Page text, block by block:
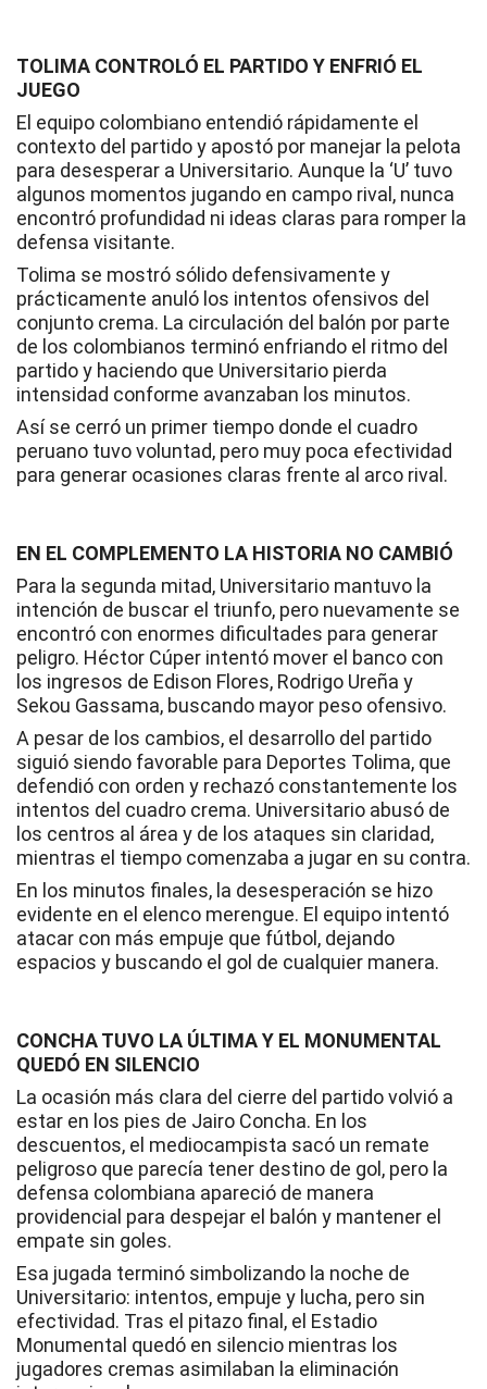
TOLIMA CONTROLÓ EL PARTIDO Y ENFRIÓ EL
JUEGO
El equipo colombiano entendió rápidamente el
contexto del partido y apostó por manejar la pelota
para desesperar a Universitario. Aunque la ‘U’ tuvo
algunos momentos jugando en campo rival, nunca
encontró profundidad ni ideas claras para romper la
defensa visitante.
Tolima se mostró sólido defensivamente y
prácticamente anuló los intentos ofensivos del
conjunto crema. La circulación del balón por parte
de los colombianos terminó enfriando el ritmo del
partido y haciendo que Universitario pierda
intensidad conforme avanzaban los minutos.
Así se cerró un primer tiempo donde el cuadro
peruano tuvo voluntad, pero muy poca efectividad
para generar ocasiones claras frente al arco rival.
EN EL COMPLEMENTO LA HISTORIA NO CAMBIÓ
Para la segunda mitad, Universitario mantuvo la
intención de buscar el triunfo, pero nuevamente se
encontró con enormes dificultades para generar
peligro. Héctor Cúper intentó mover el banco con
los ingresos de Edison Flores, Rodrigo Ureña y
Sekou Gassama, buscando mayor peso ofensivo.
A pesar de los cambios, el desarrollo del partido
siguió siendo favorable para Deportes Tolima, que
defendió con orden y rechazó constantemente los
intentos del cuadro crema. Universitario abusó de
los centros al área y de los ataques sin claridad,
mientras el tiempo comenzaba a jugar en su contra.
En los minutos finales, la desesperación se hizo
evidente en el elenco merengue. El equipo intentó
atacar con más empuje que fútbol, dejando
espacios y buscando el gol de cualquier manera.
CONCHA TUVO LA ÚLTIMA Y EL MONUMENTAL
QUEDÓ EN SILENCIO
La ocasión más clara del cierre del partido volvió a
estar en los pies de Jairo Concha. En los
descuentos, el mediocampista sacó un remate
peligroso que parecía tener destino de gol, pero la
defensa colombiana apareció de manera
providencial para despejar el balón y mantener el
empate sin goles.
Esa jugada terminó simbolizando la noche de
Universitario: intentos, empuje y lucha, pero sin
efectividad. Tras el pitazo final, el Estadio
Monumental quedó en silencio mientras los
jugadores cremas asimilaban la eliminación